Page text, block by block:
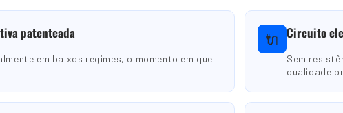
patenteada
em baixos regimes, o momento em que
🔌 Circuito
Sem
qualidade